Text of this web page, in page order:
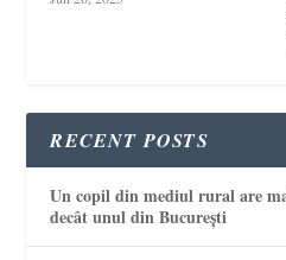
RECENT POSTS
Un copil din mediul rural are
decât unul din București